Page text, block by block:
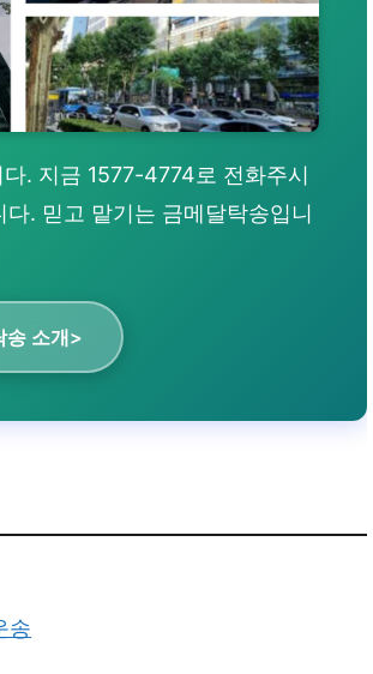
. 지금 1577-4774로 전화주시
. 믿고 맡기는 금메달탁송입니
송 소개>
송